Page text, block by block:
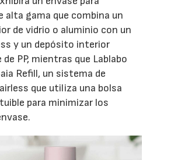
alta gama que combina un
de vidrio o aluminio con un
y un depósito interior
de PP, mientras que Lablabo
Refill, un sistema de
que utiliza una bolsa
para minimizar los